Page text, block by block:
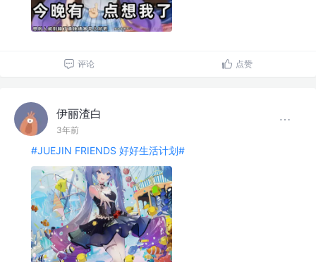
评论 点赞
伊丽渣白
3年前
#JUEJIN FRIENDS 好好生活计划#